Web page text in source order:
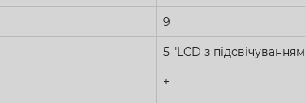
9
5 "LCD з підсвічуванням
+